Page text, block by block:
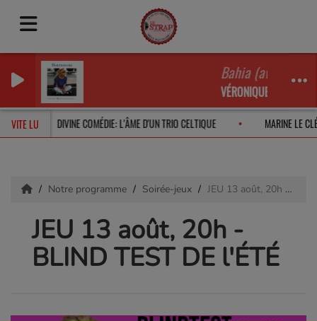
Bahia (avec Alain
VÉRONIQUE SANSON,
VITE LU DIVINE COMÉDIE: L'ÂME D'UN TRIO CELTIQUE MARINE LE
Notre programme Soirée-jeux JEU 13 août, 20h - BLIND TEST DE l'ÉTÉ
JEU 13 août, 20h -
BLIND TEST DE l'ÉTÉ